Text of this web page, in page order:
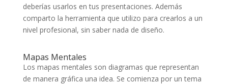
deberías usarlos en tus presentaciones. Además
comparto la herramienta que utilizo para crearlos a un
nivel profesional, sin saber nada de diseño.
Mapas Mentales
Los mapas mentales son diagramas que representan
de manera gráfica una idea. Se comienza por un tema